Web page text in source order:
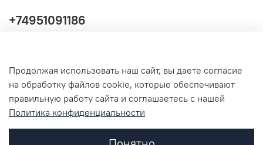
+74951091186
Продолжая использовать наш сайт, вы даете согласие
на обработку файлов cookie, которые обеспечивают
правильную работу сайта и соглашаетесь с нашей
Политика конфиденциальности
обработки